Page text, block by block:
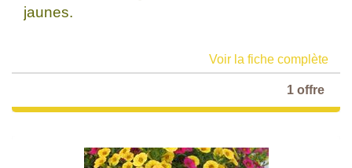
jaunes.
Voir la fiche complète
1 offre